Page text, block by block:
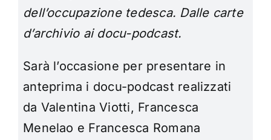
dell’occupazione tedesca. Dalle carte
d’archivio ai docu-podcast.
Sarà l’occasione per presentare in
anteprima i docu-podcast realizzati
da Valentina Viotti, Francesca
Menelao e Francesca Romana